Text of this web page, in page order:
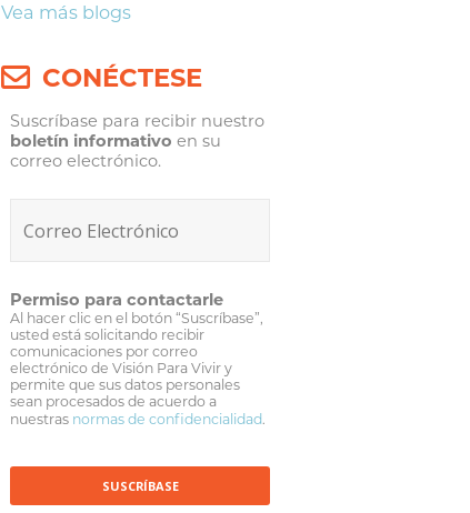
Vea más blogs
CONÉCTESE
Suscríbase para recibir nuestro
boletín informativo en su
correo electrónico.
Permiso para contactarle
Al hacer clic en el botón “Suscríbase”,
usted está solicitando recibir
comunicaciones por correo
electrónico de Visión Para Vivir y
permite que sus datos personales
sean procesados de acuerdo a
nuestras normas de confidencialidad.